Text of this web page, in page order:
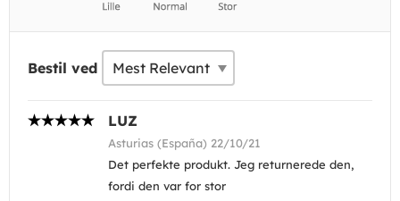
Bestil ved
LUZ
Asturias (España) 22/10/21
Det perfekte produkt. Jeg returnerede den,
fordi den var for stor